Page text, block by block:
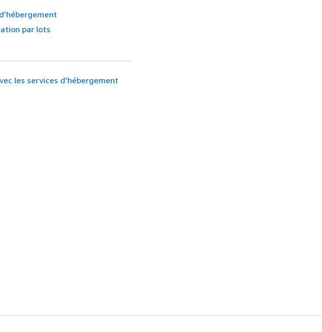
par lots
les services d’hébergement